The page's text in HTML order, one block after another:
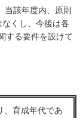
当該年度内、原則
くし、今後は各
する要件を設けて
、育成年代であ